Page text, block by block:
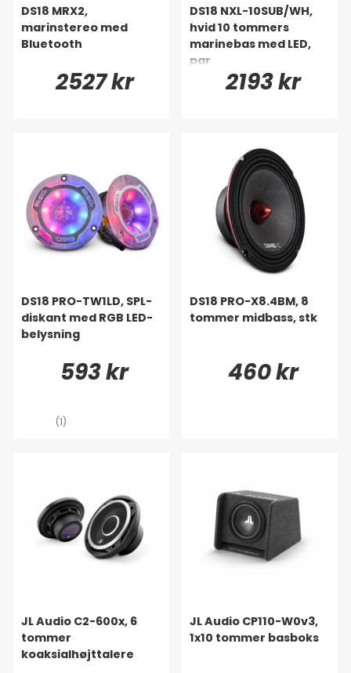
DS18 MRX2,
marinstereo med
Bluetooth
2527 kr
DS18 NXL-10SUB/WH,
hvid 10 tommers
marinebas med LED,
par
2193 kr
DS18 PRO-TW1LD, SPL-
diskant med RGB LED-
belysning
593 kr
(1)
DS18 PRO-X8.4BM, 8
tommer midbass, stk
460 kr
JL Audio C2-600x, 6
tommer
koaksialhøjttalere
JL Audio CP110-W0v3,
1x10 tommer basboks